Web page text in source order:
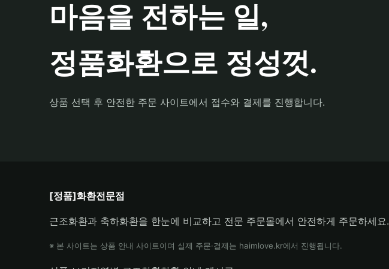
마음을 전하는 일,
정품화환으로 정성껏.
상품 선택 후 안전한 주문 사이트에서 접수와 결제를 진행합니다.
[정품]화환전문점
근조화환과 축하화환을 한눈에 비교하고 전문 주문몰에서 안전하게 주문하세요.
※ 본 사이트는 상품 안내 사이트이며 실제 주문·결제는 haimlove.kr에서 진행됩니다.